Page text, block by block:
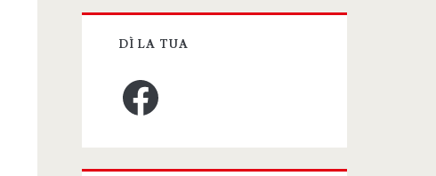
DÌ LA TUA
Facebook